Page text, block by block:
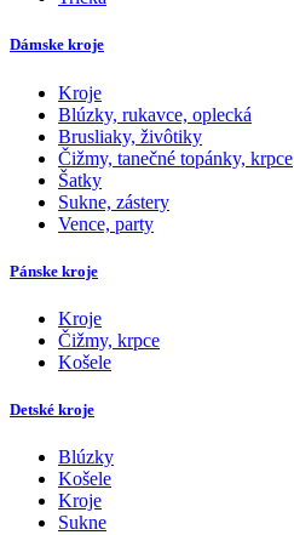
Dámske kroje
Kroje
Blúzky, rukavce, oplecká
Brusliaky, živôtiky
Čižmy, tanečné topánky, krpce
Šatky
Sukne, zástery
Vence, party
Pánske kroje
Kroje
Čižmy, krpce
Košele
Detské kroje
Blúzky
Košele
Kroje
Sukne